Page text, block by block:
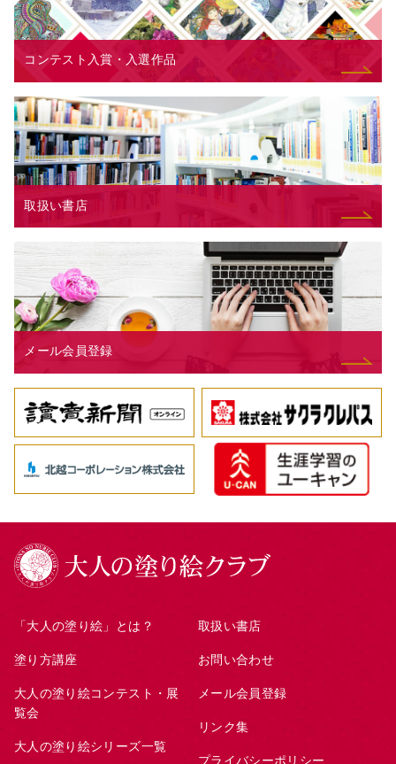
コンテスト入賞・入選作品
取扱い書店
メール会員登録
「大人の塗り絵」とは？
塗り方講座
大人の塗り絵コンテスト・展
覧会
大人の塗り絵シリーズ一覧
取扱い書店
お問い合わせ
メール会員登録
リンク集
プライバシーポリシー